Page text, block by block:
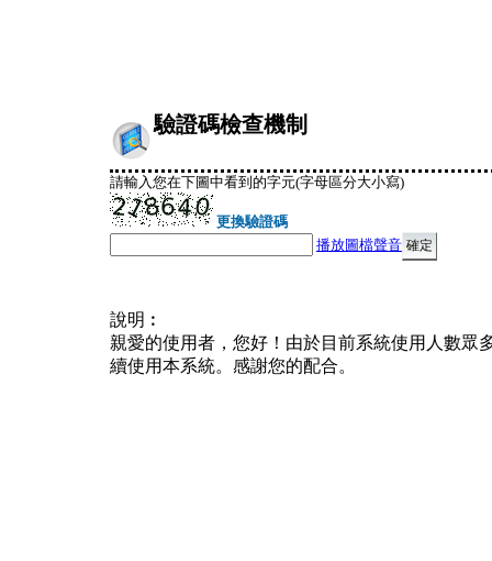
驗證碼檢查機制
請輸入您在下圖中看到的字元(字母區分大小寫)
更換驗證碼
播放圖檔聲音
說明︰
親愛的使用者，您好！由於目前系統使用人數眾
續使用本系統。感謝您的配合。